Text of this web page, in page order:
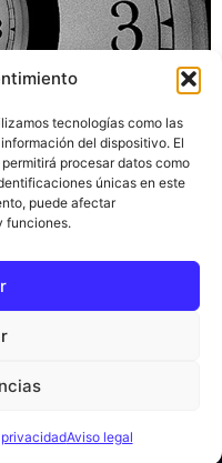
tecnologías como las
del dispositivo. El
procesar datos como
únicas en este
puede afectar
funciones.
Aviso legal
traducido por María
de Granada. Una
de realizar
disfrutar sobre
y la conocida
De […]
reservados